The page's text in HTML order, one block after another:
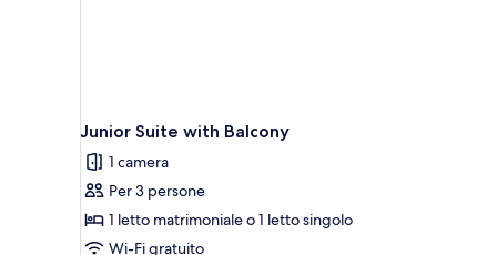
Junior Suite with Balcony
1 camera
Per 3 persone
1 letto matrimoniale o 1 letto singolo
Wi-Fi gratuito